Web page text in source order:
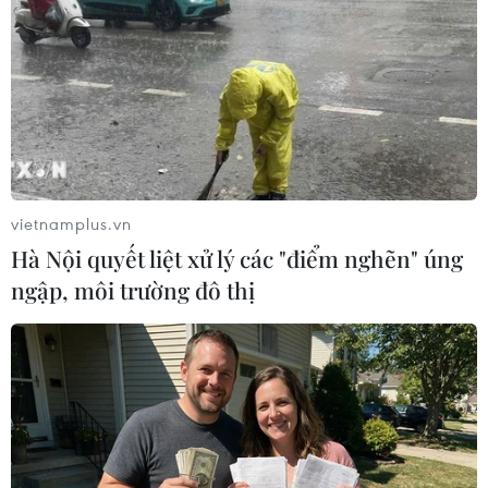
03/03/2021 11:46
BTS vừa lập một kỷ lục mới khi giành vị trí số một trong
bảng xếp hạng Billboard's Artist 100 tuần thứ 16, một lần
nữa trở nhóm nhạc thành công nhất tại Mỹ trong tuần
qua.
vietnamplus.vn
Hà Nội quyết liệt xử lý các "điểm nghẽn" úng
ngập, môi trường đô thị